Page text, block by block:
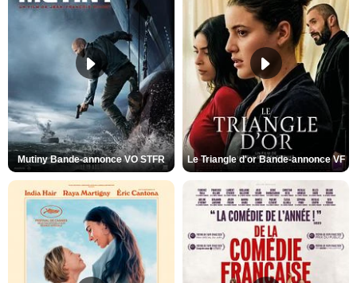
Mutiny Bande-annonce VO STFR Le Triangle d'or Bande-annonce VF